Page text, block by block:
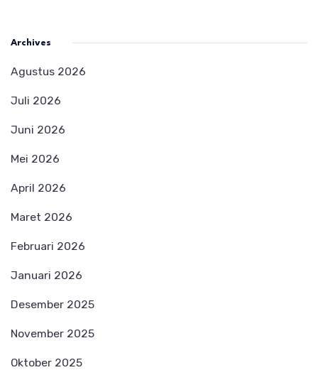
Archives
Agustus 2026
Juli 2026
Juni 2026
Mei 2026
April 2026
Maret 2026
Februari 2026
Januari 2026
Desember 2025
November 2025
Oktober 2025